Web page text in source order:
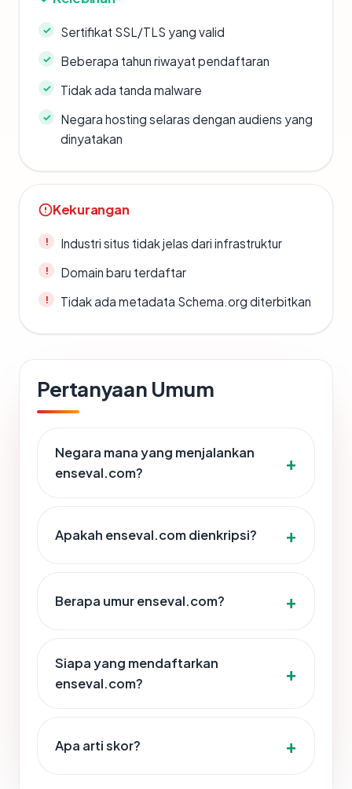
Sertifikat SSL/TLS yang valid
Beberapa tahun riwayat pendaftaran
Tidak ada tanda malware
Negara hosting selaras dengan audiens yang
dinyatakan
Kekurangan
Industri situs tidak jelas dari infrastruktur
Domain baru terdaftar
Tidak ada metadata Schema.org diterbitkan
Pertanyaan Umum
Negara mana yang menjalankan
enseval.com?
Apakah enseval.com dienkripsi?
Berapa umur enseval.com?
Siapa yang mendaftarkan
enseval.com?
Apa arti skor?